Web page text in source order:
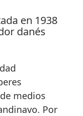
en 1938
danés
medios
Por